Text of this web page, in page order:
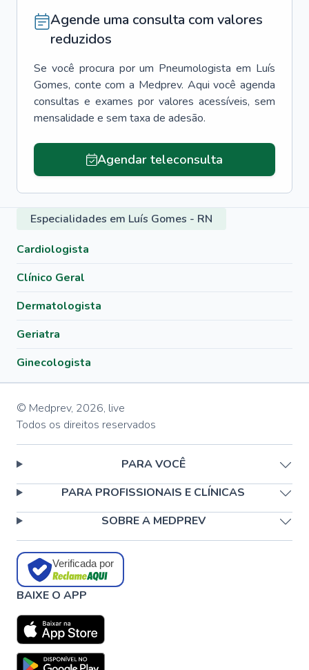
Agende uma consulta com valores
reduzidos
Se você procura por um Pneumologista em Luís
Gomes, conte com a Medprev. Aqui você agenda
consultas e exames por valores acessíveis, sem
mensalidade e sem taxa de adesão.
Agendar teleconsulta
Especialidades em Luís Gomes - RN
Cardiologista
Clínico Geral
Dermatologista
Geriatra
Ginecologista
© Medprev, 2026, live
Todos os direitos reservados
PARA VOCÊ
PARA PROFISSIONAIS E CLÍNICAS
SOBRE A MEDPREV
Verificada por
BAIXE O APP